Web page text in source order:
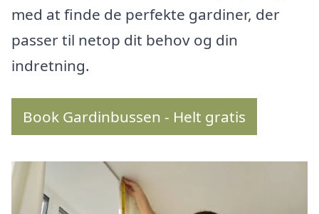
med at finde de perfekte gardiner, der
passer til netop dit behov og din
indretning.
Book Gardinbussen - Helt gratis